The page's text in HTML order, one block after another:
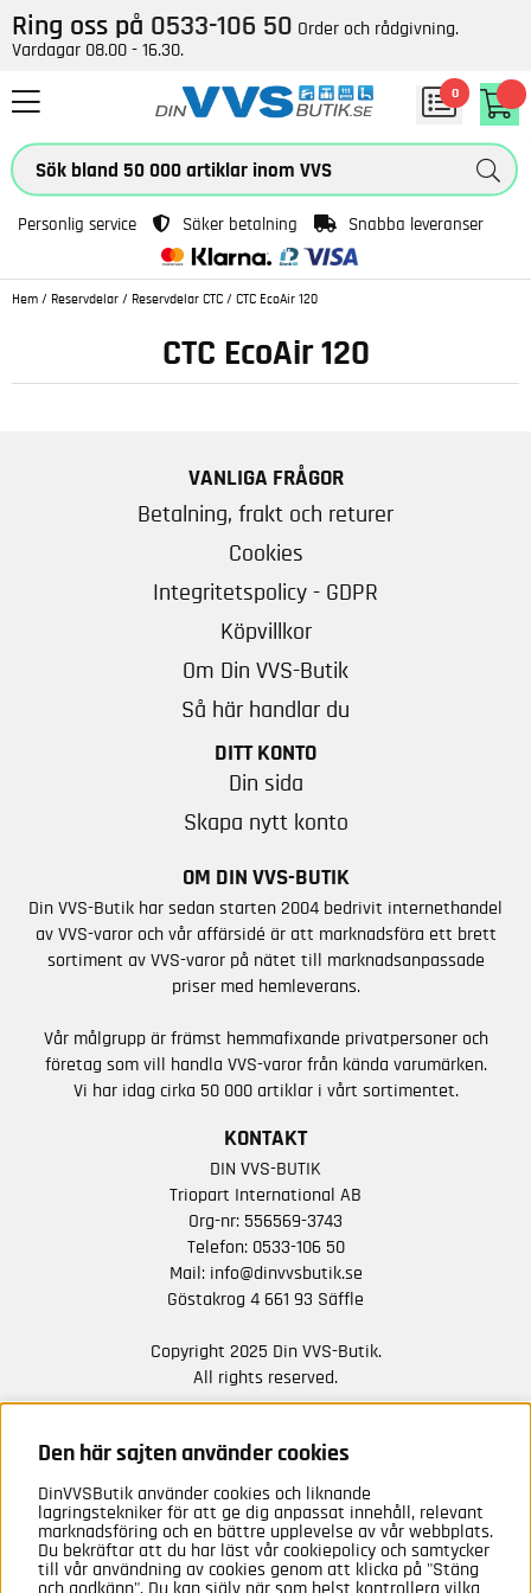
Ring oss på 0533-106 50 Order och rådgivning.
Vardagar 08.00 - 16.30.
0
Personlig service Säker betalning Snabba leveranser
Hem / Reservdelar / Reservdelar CTC / CTC EcoAir 120
CTC EcoAir 120
VANLIGA FRÅGOR
Betalning, frakt och returer
Cookies
Integritetspolicy - GDPR
Köpvillkor
Om Din VVS-Butik
Så här handlar du
DITT KONTO
Din sida
Skapa nytt konto
OM DIN VVS-BUTIK
Din VVS-Butik har sedan starten 2004 bedrivit internethandel
av VVS-varor och vår affärsidé är att marknadsföra ett brett
sortiment av VVS-varor på nätet till marknadsanpassade
priser med hemleverans.
Vår målgrupp är främst hemmafixande privatpersoner och
företag som vill handla VVS-varor från kända varumärken.
Vi har idag cirka 50 000 artiklar i vårt sortimentet.
KONTAKT
DIN VVS-BUTIK
Triopart International AB
Org-nr: 556569-3743
Telefon: 0533-106 50
Mail: info@dinvvsbutik.se
Göstakrog 4 661 93 Säffle
Copyright 2025 Din VVS-Butik.
All rights reserved.
NYHETER FRÅN OSS
Anmäl mig
Den här sajten använder cookies
DinVVSButik använder cookies och liknande
lagringstekniker för att ge dig anpassat innehåll, relevant
marknadsföring och en bättre upplevelse av vår webbplats.
Du bekräftar att du har läst vår cookiepolicy och samtycker
till vår användning av cookies genom att klicka på "Stäng
och godkänn". Du kan själv när som helst kontrollera vilka